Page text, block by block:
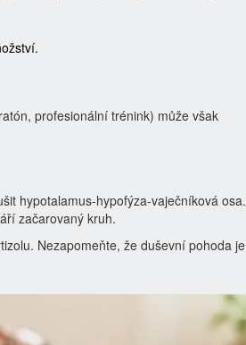
profesionální trénink) může však
hypotalamus-hypofýza-vaječníková osa.
začarovaný kruh.
Nezapomeňte, že duševní pohoda je